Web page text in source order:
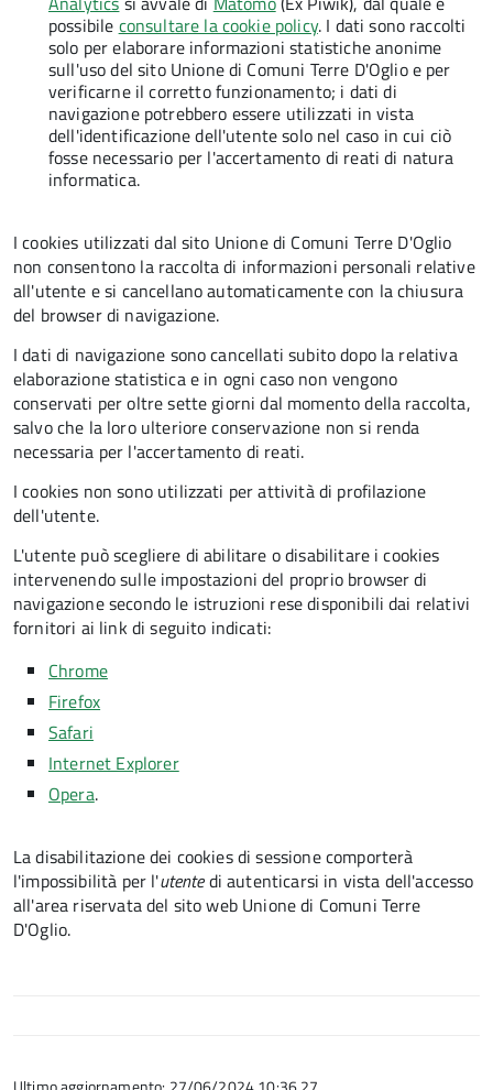
possibile consultare la cookie policy. I dati sono raccolti
solo per elaborare informazioni statistiche anonime
sull'uso del sito Unione di Comuni Terre D'Oglio e per
verificarne il corretto funzionamento; i dati di
navigazione potrebbero essere utilizzati in vista
dell'identificazione dell'utente solo nel caso in cui ciò
fosse necessario per l'accertamento di reati di natura
informatica.
I cookies utilizzati dal sito Unione di Comuni Terre D'Oglio
non consentono la raccolta di informazioni personali relative
all'utente e si cancellano automaticamente con la chiusura
del browser di navigazione.
I dati di navigazione sono cancellati subito dopo la relativa
elaborazione statistica e in ogni caso non vengono
conservati per oltre sette giorni dal momento della raccolta,
salvo che la loro ulteriore conservazione non si renda
necessaria per l'accertamento di reati.
I cookies non sono utilizzati per attività di profilazione
dell'utente.
L'utente può scegliere di abilitare o disabilitare i cookies
intervenendo sulle impostazioni del proprio browser di
navigazione secondo le istruzioni rese disponibili dai relativi
fornitori ai link di seguito indicati:
Chrome
Firefox
Safari
Internet Explorer
Opera.
La disabilitazione dei cookies di sessione comporterà
l'impossibilità per l'utentedi autenticarsi in vista dell'accesso
all'area riservata del sito web Unione di Comuni Terre
D'Oglio.